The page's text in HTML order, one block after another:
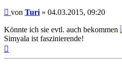
Beitrag
von Turi » 04.03.2015, 09:20
Könnte ich sie evtl. auch bekommen
Simyala ist faszinierende!